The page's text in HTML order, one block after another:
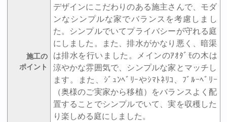
施工の
ポイント
デザインにこだわりのある施主さんで、モダ
ンなシンプルな家でバランスを考慮しまし
た。シンプルでいてプライバシーが守れる庭
にしました。また、排水がかなり悪く、暗渠
は排水を行いました。メインのｱｵﾀﾞﾓの木は
涼やかな雰囲気で、シンプルな家とマッチし
ます。また、ｼﾞｭﾝﾍﾞﾘｰやｼﾏﾄﾈﾘｺ、ﾌﾞﾙｰﾍﾞﾘｰ
（奥様のご実家から移植）をバランスよく配
置することでシンプルでいて、実を収穫した
り楽しめる庭にしました。